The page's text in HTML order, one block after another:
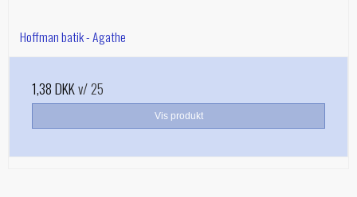
Hoffman batik - Agathe
1,38 DKKv/ 25
Vis produkt